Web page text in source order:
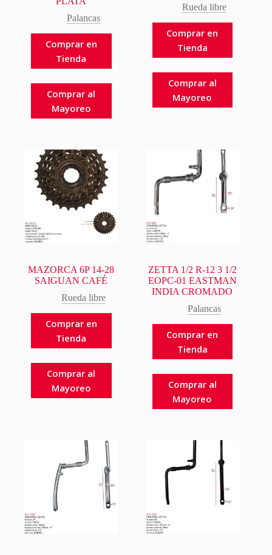
Palancas
Comprar en
Tienda
Comprar al
Mayoreo
Rueda libre
Comprar en
Tienda
Comprar al
Mayoreo
MAZORCA 6P 14-28
SAIGUAN CAFÉ
Rueda libre
Comprar en
Tienda
Comprar al
Mayoreo
ZETTA 1/2 R-12 3 1/2
EOPC-01 EASTMAN
INDIA CROMADO
Palancas
Comprar en
Tienda
Comprar al
Mayoreo